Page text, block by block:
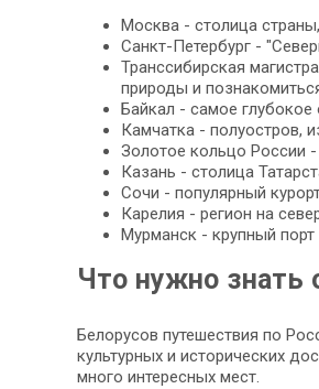
Москва - столица
Санкт-Петербург -
Транссибирская
природы и
Байкал - самое
Камчатка - полуостров,
Золотое кольцо России
Казань - столица
Сочи - популярный
Карелия - регион на
Мурманск - крупный
Что нужно знать
Белорусов путешествия по
культурных и исторических
много интересных мест.